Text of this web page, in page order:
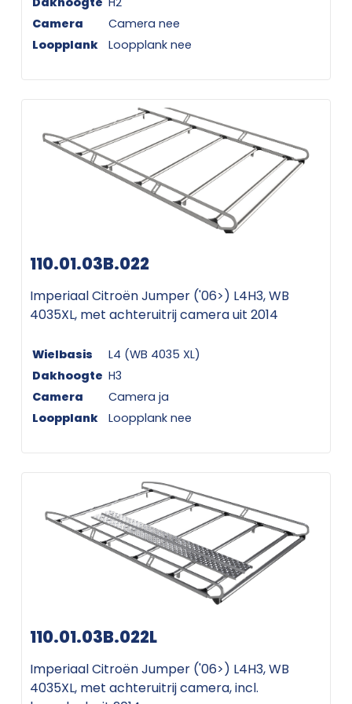
Camera
Camera nee
Loopplank
Loopplank nee
110.01.03B.022
Imperiaal Citroën Jumper ('06>) L4H3, WB
4035XL, met achteruitrij camera uit 2014
Wielbasis
L4 (WB 4035 XL)
Dakhoogte H3
Camera
Camera ja
Loopplank
Loopplank nee
110.01.03B.022L
Imperiaal Citroën Jumper ('06>) L4H3, WB
4035XL, met achteruitrij camera, incl.